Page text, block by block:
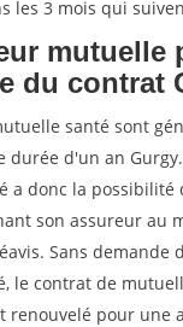
les 3 mois qui
mutuelle
du contrat
santé sont
durée d'un an
a donc la possibilité
son assureur au
Sans demande
le contrat de
renouvelé pour une